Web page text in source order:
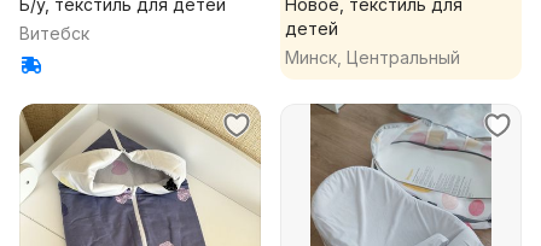
Б/у, текстиль для детей
Витебск
Новое, текстиль для
детей
Минск, Центральный